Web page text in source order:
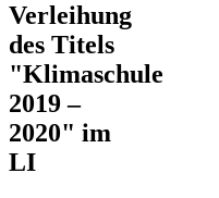
Verleihung
des Titels
"Klimaschule
2019 –
2020" im
LI